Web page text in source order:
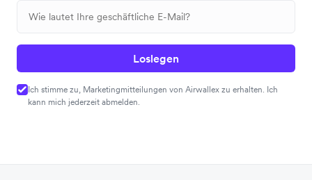
Loslegen
Ich stimme zu, Marketingmitteilungen von Airwallex zu erhalten. Ich
kann mich jederzeit abmelden.